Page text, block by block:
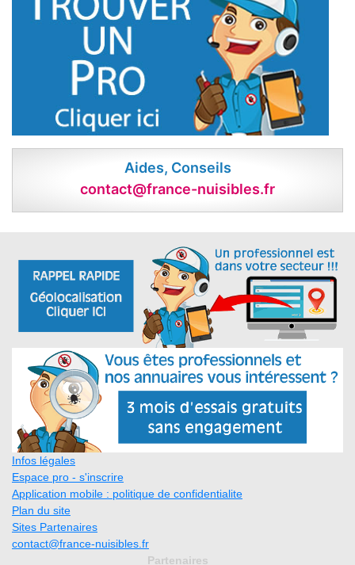
Aides, Conseils
contact@france-nuisibles.fr
Infos légales
Espace pro - s'inscrire
Application mobile : politique de confidentialite
Plan du site
Sites Partenaires
contact@france-nuisibles.fr
Partenaires